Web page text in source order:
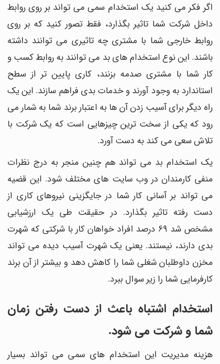
اگر فکر می کنید یک استخدام سمی می تواند بر روی روابط
داخل شرکت شما تاثیر بگذارد، فقط تصور کنید که بر روی
روابط خارجی شما با مشتری چه تاثیری می توانند داشته
باشند. این نوع استخدام های بد می توانند به روابط کسب و
کار شما با مشتری صدمه بزنند، کاری پایین تر از سطح
استاندارد به وجود آورند و خدمات بدی فراهم سازند. این یک
راه دیگر برای آسیب زدن آن ها به اعتبار برند شما به شمار می
رود که یکی از سخت ترین چیزهایی است که یک شرکت با
تلاش سعی می کند به دست آورد.
یک استخدام بد می تواند هم چنین منجر به درج نظرات
منفی کارمندان در وب‎ سایت های مختلف شود. این قضیه
می تواند بر آسانی کار شما در جایگزینی نیروهای کاری از
دست رفته تاثیر بگذارد. در حقیقت طی یک ارزشیابی
مشخص شد 69 درصد افراد خواهان کار با شرکتی که شهرت
بدی دارند، نیستند. یعنی یک شهرت آسیب دیده می تواند
مخزن داوطلبان شغلی شما را کاهش دهد و بیشتر از آن برند
کارفرمایی شما را زیر سوال ببرد.
استخدام اشتباه باعث از دست رفتن زمان
شما و شرکت می شود.
هزینه مدیریت این استخدام های سمی می تواند بسیار